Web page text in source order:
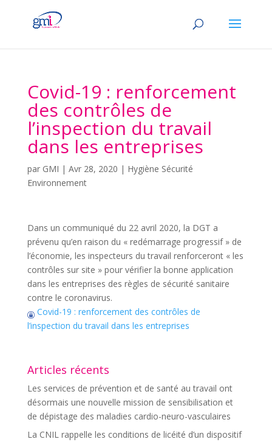
Covid-19 : renforcement
des contrôles de
l’inspection du travail
dans les entreprises
par GMI | Avr 28, 2020 | Hygiène Sécurité
Environnement
Dans un communiqué du 22 avril 2020, la DGT a
prévenu qu’en raison du « redémarrage progressif » de
l’économie, les inspecteurs du travail renforceront « les
contrôles sur site » pour vérifier la bonne application
dans les entreprises des règles de sécurité sanitaire
contre le coronavirus.
Covid-19 : renforcement des contrôles de
l’inspection du travail dans les entreprises
Articles récents
Les services de prévention et de santé au travail ont
désormais une nouvelle mission de sensibilisation et
de dépistage des maladies cardio-neuro-vasculaires
La CNIL rappelle les conditions de licéité d’un dispositif